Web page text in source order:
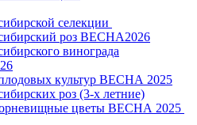
селекции
роз ВЕСНА2026
винограда
культур ВЕСНА 2025
роз (3-х летние)
цветы ВЕСНА 2025